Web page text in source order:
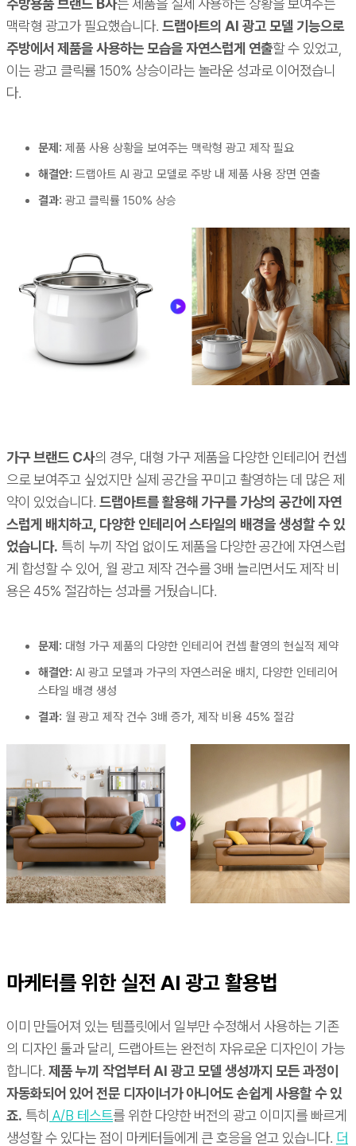
주방용품 브랜드 B사는 제품을 실제 사용하는 상황을 보여주는
맥락형 광고가 필요했습니다. 드랩아트의 AI 광고 모델 기능으로
주방에서 제품을 사용하는 모습을 자연스럽게 연출할 수 있었고,
이는 광고 클릭률 150% 상승이라는 놀라운 성과로 이어졌습니
다.
문제: 제품 사용 상황을 보여주는 맥락형 광고 제작 필요
해결안: 드랩아트 AI 광고 모델로 주방 내 제품 사용 장면 연출
결과: 광고 클릭률 150% 상승
가구 브랜드 C사의 경우, 대형 가구 제품을 다양한 인테리어 컨셉
으로 보여주고 싶었지만 실제 공간을 꾸미고 촬영하는 데 많은 제
약이 있었습니다. 드랩아트를 활용해 가구를 가상의 공간에 자연
스럽게 배치하고, 다양한 인테리어 스타일의 배경을 생성할 수 있
었습니다. 특히 누끼 작업 없이도 제품을 다양한 공간에 자연스럽
게 합성할 수 있어, 월 광고 제작 건수를 3배 늘리면서도 제작 비
용은 45% 절감하는 성과를 거뒀습니다.
문제: 대형 가구 제품의 다양한 인테리어 컨셉 촬영의 현실적 제약
해결안: AI 광고 모델과 가구의 자연스러운 배치, 다양한 인테리어
스타일 배경 생성
결과: 월 광고 제작 건수 3배 증가, 제작 비용 45% 절감
마케터를 위한 실전 AI 광고 활용법
이미 만들어져 있는 템플릿에서 일부만 수정해서 사용하는 기존
의 디자인 툴과 달리, 드랩아트는 완전히 자유로운 디자인이 가능
합니다. 제품 누끼 작업부터 AI 광고 모델 생성까지 모든 과정이
자동화되어 있어 전문 디자이너가 아니어도 손쉽게 사용할 수 있
죠. 특히 A/B 테스트를 위한 다양한 버전의 광고 이미지를 빠르게
생성할 수 있다는 점이 마케터들에게 큰 호응을 얻고 있습니다. 더